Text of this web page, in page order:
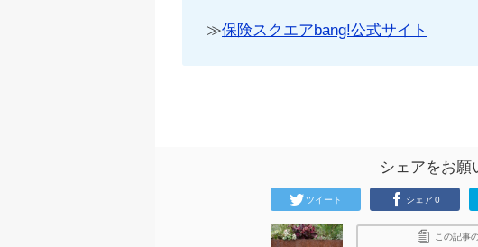
≫保険スクエアbang!公式サイト
シェアをお願
ツイート シェア 0
この記事